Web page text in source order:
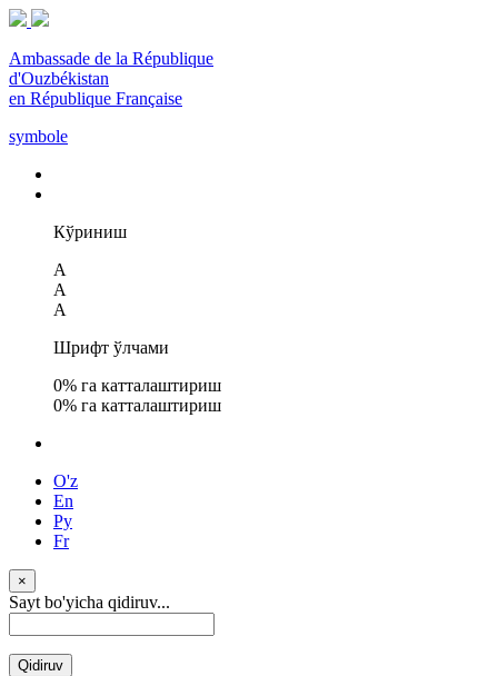
Ambassade de la République
d'Ouzbékistan
en République Française
symbole
Кўриниш
A
A
A
Шрифт ўлчами
0% га катталаштириш
0% га катталаштириш
O'z
En
Ру
Fr
×
Sayt bo'yicha qidiruv...
Qidiruv